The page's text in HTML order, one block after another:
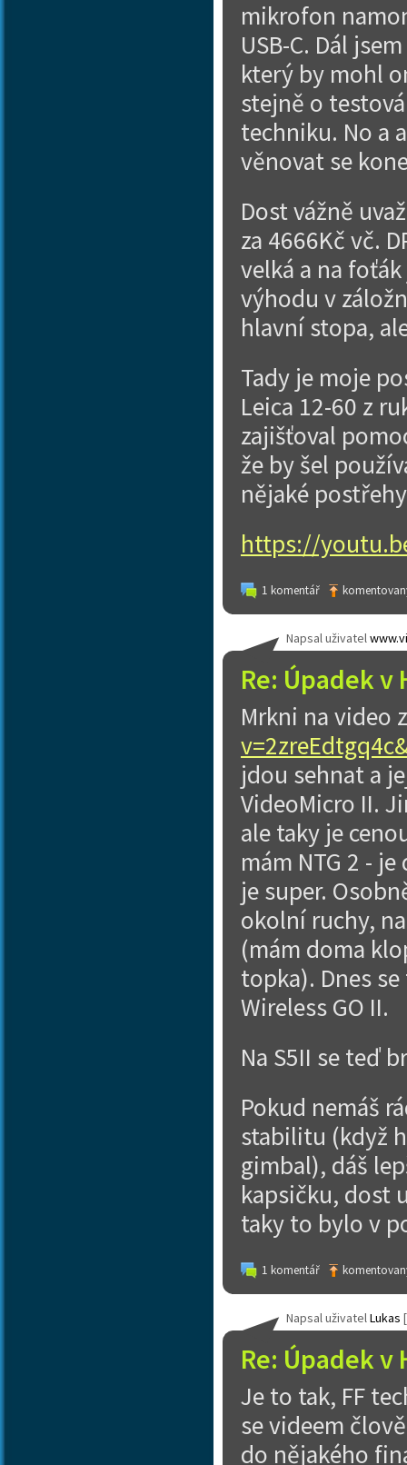
mikrofon
USB-C. Dál
který by mohl
stejně o
techniku. No a
věnovat se
Dost vážně
za 4666Kč vč.
velká a na
výhodu v
hlavní stopa,
Tady je moje
Leica 12-60 z
zajišťoval
že by šel
nějaké
https://
1 komentář
Re: Úpadek
Napsal uživatel
Mrkni na video
jdou sehnat a
VideoMicro II.
ale taky je
mám NTG 2 -
je super.
okolní ruchy,
(mám doma
topka). Dnes
Wireless GO II.
Na S5II se teď
Pokud nemáš
stabilitu (když
gimbal), dáš
kapsičku, dost
taky to bylo v
1 komentář
Re: Úpadek
Napsal uživatelLukas [
Je to tak, FF
se videem
do nějakého